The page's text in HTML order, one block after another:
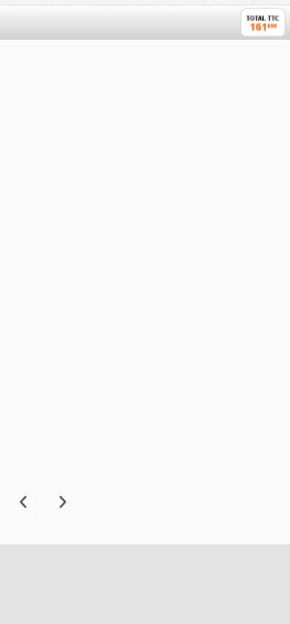
Previous carousel slide
Next carousel slide